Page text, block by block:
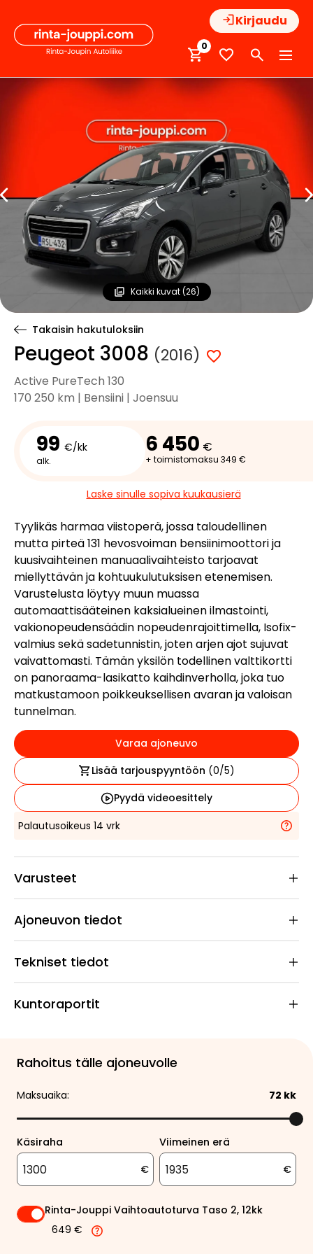
sisältöön
Kirjaudu
0
Kaikki kuvat (26)
Takaisin hakutuloksiin
Peugeot 3008 (2016)
Active PureTech 130
170 250 km | Bensiini | Joensuu
99 €/kk
alk.
6 450 €
+ toimistomaksu 349 €
Laske sinulle sopiva kuukausierä
Tyylikäs harmaa viistoperä, jossa taloudellinen
mutta pirteä 131 hevosvoiman bensiinimoottori ja
kuusivaihteinen manuaalivaihteisto tarjoavat
miellyttävän ja kohtuukulutuksisen etenemisen.
Varustelusta löytyy muun muassa
automaattisääteinen kaksialueinen ilmastointi,
vakionopeudensäädin nopeudenrajoittimella, Isofix-
valmius sekä sadetunnistin, joten arjen ajot sujuvat
vaivattomasti. Tämän yksilön todellinen valttikortti
on panoraama-lasikatto kaihdinverholla, joka tuo
matkustamoon poikkeuksellisen avaran ja valoisan
tunnelman.
Varaa ajoneuvo
Lisää tarjouspyyntöön (0/5)
Pyydä videoesittely
Palautusoikeus 14 vrk
Varusteet
Ajoneuvon tiedot
Tekniset tiedot
Kuntoraportit
Rahoitus tälle ajoneuvolle
Maksuaika: 72 kk
Käsiraha
€
Viimeinen erä
€
Rinta-Jouppi Vaihtoautoturva Taso 2, 12kk
649 €